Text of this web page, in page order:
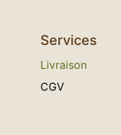
Services
L​ivraison
C​GV